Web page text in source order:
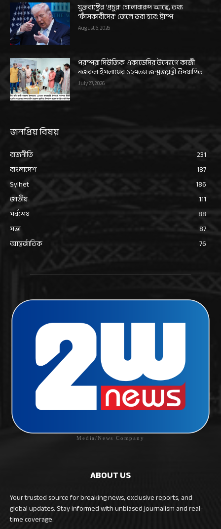
যুক্তরাষ্ট্রের ‘প্রচুর’ গোলাবারুদ আছে, তথ্য
‘ফাঁসকারীদের’ জেলে ভরা হবে: ট্রাম্প
August 6, 2026
পরম্পরা মিউজিক একাডেমির উদ্যোগে কাজী
নজরুল ইসলামের ১২৭তম জন্মজয়ন্তী উদযাপিত
July 27, 2026
জনপ্রিয় বিষয়
রাজনীতি
231
বাংলাদেশ
187
Sylhet
186
জাতীয়
111
সর্বশেষ
88
সভা
87
আন্তর্জাতিক
76
Media/News Company
ABOUT US
Your trusted source for breaking news, exclusive reports, and
global updates. Stay informed with unbiased journalism and real-
time coverage.